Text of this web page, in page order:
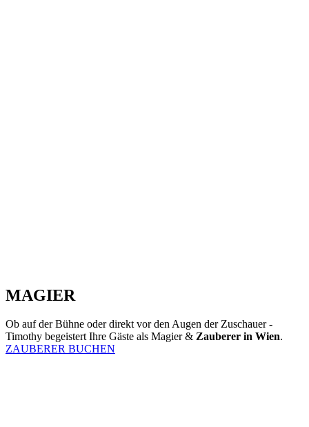
MAGIER
Ob auf der Bühne oder direkt vor den Augen der Zuschauer -
Timothy begeistert Ihre Gäste als Magier & Zauberer in Wien.
ZAUBERER BUCHEN